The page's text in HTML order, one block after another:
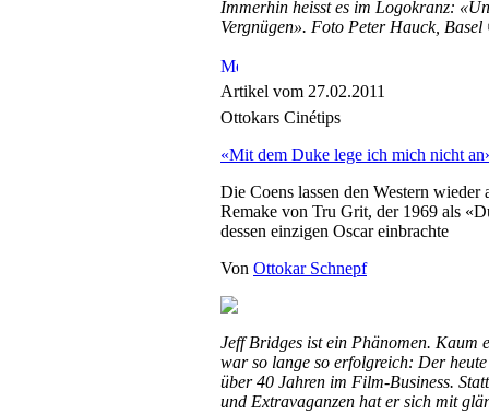
Immerhin heisst es im Logokranz:
Vergnügen». Foto Peter Hauck,
Artikel vom 27.02.2011
Ottokars Cinétips
«Mit dem Duke lege ich mich nicht
Die Coens lassen den Western wieder
Remake von Tru Grit, der 1969 als
dessen einzigen Oscar einbrachte
Von Ottokar Schnepf
Jeff Bridges ist ein Phänomen. Kaum
war so lange so erfolgreich: Der
über 40 Jahren im Film-Business.
und Extravaganzen hat er sich mit